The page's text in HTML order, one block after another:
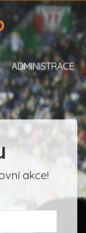
ADMINISTRACE
akce!